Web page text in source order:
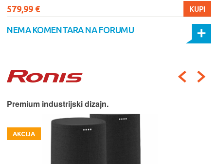
579,99 € KUPI
NEMA KOMENTARA NA FORUMU
Premium industrijski dizajn.
AKCIJA